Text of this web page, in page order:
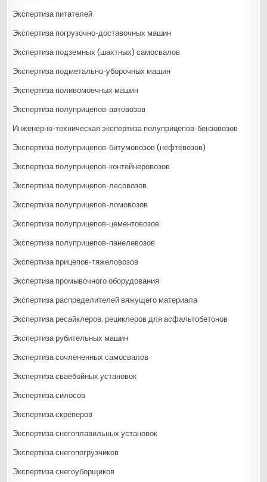
Экспертиза питателей
Экспертиза погрузочно-доставочных машин
Экспертиза подземных (шахтных) самосвалов
Экспертиза подметально-уборочных машин
Экспертиза поливомоечных машин
Экспертиза полуприцепов-автовозов
Инженерно-техническая экспертиза полуприцепов-бензовозов
Экспертиза полуприцепов-битумовозов (нефтевозов)
Экспертиза полуприцепов-контейнеровозов
Экспертиза полуприцепов-лесовозов
Экспертиза полуприцепов-ломовозов
Экспертиза полуприцепов-цементовозов
Экспертиза полуприцепов-панелевозов
Экспертиза прицепов-тяжеловозов
Экспертиза промывочного оборудования
Экспертиза распределителей вяжущего материала
Экспертиза ресайклеров, рециклеров для асфальтобетонов
Экспертиза рубительных машин
Экспертиза сочлененных самосвалов
Экспертиза сваебойных установок
Экспертиза силосов
Экспертиза скреперов
Экспертиза снегоплавильных установок
Экспертиза снегопогрузчиков
Экспертиза снегоуборщиков